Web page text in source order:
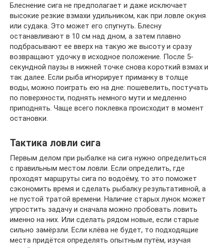
Блеснение сига не предполагает и даже исключает
высокие резкие взмахи удильником, как при ловле окуня
или судака. Это может его спугнуть. Блесну
останавливают в 10 см над дном, а затем плавно
подбрасывают ее вверх на такую же высоту и сразу
возвращают удочку в исходное положение. После 5-
секундной паузы в нижней точке снова короткий взмах и
так далее. Если рыба игнорирует приманку в толще
воды, можно поиграть ею на дне: пошевелить, постучать
по поверхности, поднять немного мути и медленно
приподнять. Чаще всего поклевка происходит в момент
остановки.
Тактика ловли сига
Первым делом при рыбалке на сига нужно определиться
с правильным местом ловли. Если определить, где
проходят маршруты сига по водоёму, то это поможет
сэкономить время и сделать рыбалку результативной, а
не пустой тратой времени. Наличие старых лунок может
упростить задачу и сначала можно пробовать ловить
именно на них. Или сделать рядом новые, если старые
сильно замёрзли. Если клёва не будет, то подходящие
места придётся определять опытным путём, изучая